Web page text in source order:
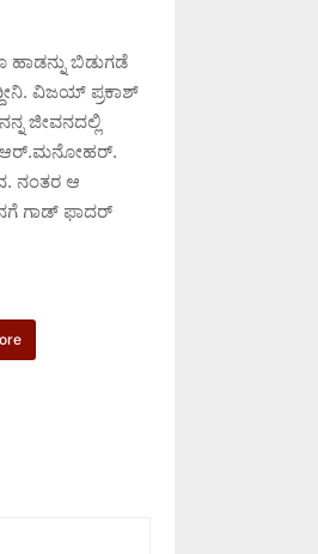
ಹಾಡನ್ನು ಬಿಡುಗಡೆ
ವಿಜಯ್ ಪ್ರಕಾಶ್
ಜೀವನದಲ್ಲಿ
ಸಿ.ಆರ್.ಮನೋಹರ್.
ನಂತರ ಆ
ಗಾಡ್ ಫಾದರ್